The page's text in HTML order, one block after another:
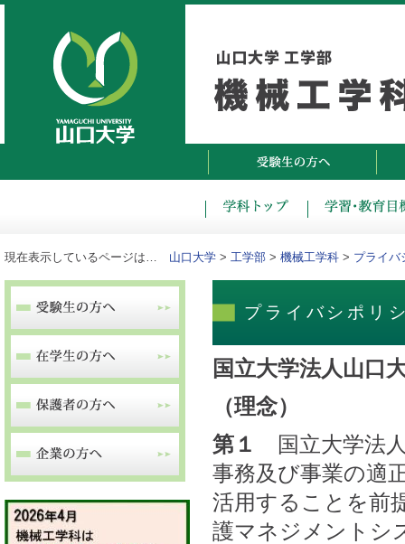
現在表示しているページは… 山口大学 > 工学部 > 機械工学科 > プライバ
プライバシポリ
国立大学法人山口
（理念）
第１
国立大学法
事務及び事業の適
活用することを前
護マネジメントシ